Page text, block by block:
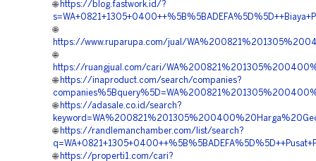
🌐 https://blog.fastwork.id/?
🌐
https://www.ruparupa.com/jual/
🌐
https://ruangjual.com/cari/
🌐 https://inaproduct.com/search/companies?
🌐 https://adasale.co.id/search?
🌐 https://randlemanchamber.com/list/search?
🌐 https://properti1.com/cari?